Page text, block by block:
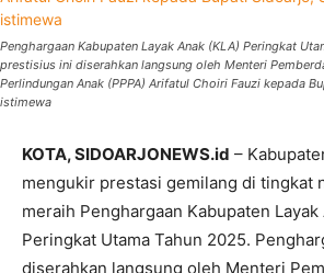
Penghargaan Kabupaten Layak Anak (KLA) Peringkat
prestisius ini diserahkan langsung oleh Menteri
Perlindungan Anak (PPPA) Arifatul Choiri Fauzi kepada
istimewa
KOTA, SIDOARJONEWS.id –
mengukir prestasi gemilang di tingkat
meraih Penghargaan Kabupaten Layak
Peringkat Utama Tahun 2025.
diserahkan langsung oleh Menteri